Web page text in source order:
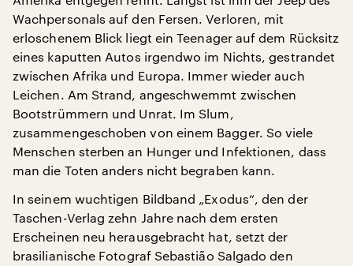
Wachpersonals auf den Fersen. Verloren, mit
erloschenem Blick liegt ein Teenager auf dem Rücksitz
eines kaputten Autos irgendwo im Nichts, gestrandet
zwischen Afrika und Europa. Immer wieder auch
Leichen. Am Strand, angeschwemmt zwischen
Bootstrümmern und Unrat. Im Slum,
zusammengeschoben von einem Bagger. So viele
Menschen sterben an Hunger und Infektionen, dass
man die Toten anders nicht begraben kann.
In seinem wuchtigen Bildband „Exodus“, den der
Taschen-Verlag zehn Jahre nach dem ersten
Erscheinen neu herausgebracht hat, setzt der
brasilianische Fotograf Sebastião Salgado den